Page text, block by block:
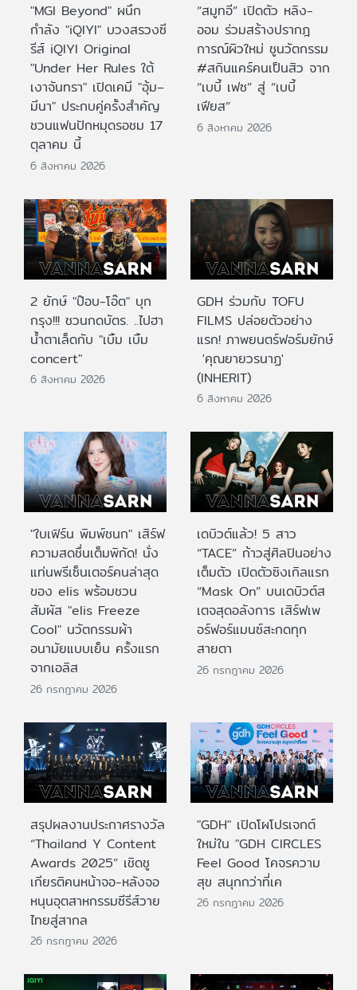
"MGI Beyond" ผนึก
กำลัง "iQIYI" บวงสรวงซี
รีส์ iQIYI Original
"Under Her Rules ใต้
เงาจันทรา" เปิดเคมี "อุ้ม–
มีนา" ประกบคู่ครั้งสำคัญ
ชวนแฟนปักหมุดรอชม 17
ตุลาคม นี้
6 สิงหาคม 2026
“สมูทอี” เปิดตัว หลิง-
ออม ร่วมสร้างปรากฎ
การณ์ผิวใหม่ ชูนวัตกรรม
#สกินแคร์คนเป็นสิว จาก
“เบบี้ เฟซ” สู่ “เบบี้
เฟียส”
6 สิงหาคม 2026
2 ยักษ์ "ป๊อบ-โอ๊ต" บุก
กรุง!!! ชวนกดบัตร. ..ไปฮา
น้ำตาเล็ดกับ "เบิ้ม เบิ้ม
concert"
6 สิงหาคม 2026
GDH ร่วมกับ TOFU
FILMS ปล่อยตัวอย่าง
แรก! ภาพยนตร์ฟอร์มยักษ์
'คุณยายวรนาฏ'
(INHERIT)
6 สิงหาคม 2026
"ใบเฟิร์น พิมพ์ชนก" เสิร์ฟ
ความสดชื่นเต็มพิกัด! นั่ง
แท่นพรีเซ็นเตอร์คนล่าสุด
ของ elis พร้อมชวน
สัมผัส "elis Freeze
Cool" นวัตกรรมผ้า
อนามัยแบบเย็น ครั้งแรก
จากเอลิส
26 กรกฎาคม 2026
เดบิวต์แล้ว! 5 สาว
“TACE” ก้าวสู่ศิลปินอย่าง
เต็มตัว เปิดตัวซิงเกิลแรก
“Mask On” บนเดบิวต์ส
เตจสุดอลังการ เสิร์ฟเพ
อร์ฟอร์แมนซ์สะกดทุก
สายตา
26 กรกฎาคม 2026
สรุปผลงานประกาศรางวัล
“Thailand Y Content
Awards 2025” เชิดชู
เกียรติคนหน้าจอ-หลังจอ
หนุนอุตสาหกรรมซีรีส์วาย
ไทยสู่สากล
26 กรกฎาคม 2026
"GDH" เปิดโผโปรเจกต์
ใหม่ใน "GDH CIRCLES
Feel Good โคจรความ
สุข สนุกกว่าที่เค
26 กรกฎาคม 2026